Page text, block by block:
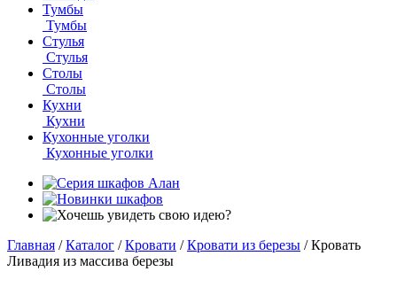
Тумбы
Тумбы
Стулья
Стулья
Столы
Столы
Кухни
Кухни
Кухонные уголки
Кухонные уголки
Главная / Каталог / Кровати / Кровати из березы / Кровать
Ливадия из массива березы